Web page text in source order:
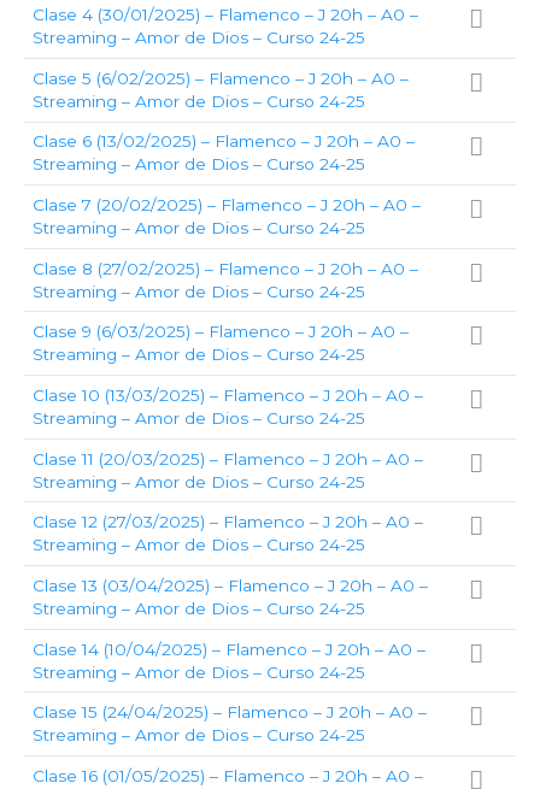
Clase 4 (30/01/2025) – Flamenco – J 20h – A0 –
Streaming – Amor de Dios – Curso 24-25
Clase 5 (6/02/2025) – Flamenco – J 20h – A0 –
Streaming – Amor de Dios – Curso 24-25
Clase 6 (13/02/2025) – Flamenco – J 20h – A0 –
Streaming – Amor de Dios – Curso 24-25
Clase 7 (20/02/2025) – Flamenco – J 20h – A0 –
Streaming – Amor de Dios – Curso 24-25
Clase 8 (27/02/2025) – Flamenco – J 20h – A0 –
Streaming – Amor de Dios – Curso 24-25
Clase 9 (6/03/2025) – Flamenco – J 20h – A0 –
Streaming – Amor de Dios – Curso 24-25
Clase 10 (13/03/2025) – Flamenco – J 20h – A0 –
Streaming – Amor de Dios – Curso 24-25
Clase 11 (20/03/2025) – Flamenco – J 20h – A0 –
Streaming – Amor de Dios – Curso 24-25
Clase 12 (27/03/2025) – Flamenco – J 20h – A0 –
Streaming – Amor de Dios – Curso 24-25
Clase 13 (03/04/2025) – Flamenco – J 20h – A0 –
Streaming – Amor de Dios – Curso 24-25
Clase 14 (10/04/2025) – Flamenco – J 20h – A0 –
Streaming – Amor de Dios – Curso 24-25
Clase 15 (24/04/2025) – Flamenco – J 20h – A0 –
Streaming – Amor de Dios – Curso 24-25
Clase 16 (01/05/2025) – Flamenco – J 20h – A0 –